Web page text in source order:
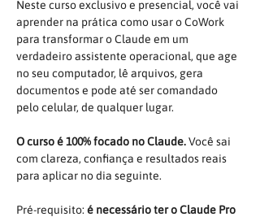
Neste curso exclusivo e presencial, você vai
aprender na prática como usar o CoWork
para transformar o Claude em um
verdadeiro assistente operacional, que age
no seu computador, lê arquivos, gera
documentos e pode até ser comandado
pelo celular, de qualquer lugar.
O curso é 100% focado no Claude. Você sai
com clareza, confiança e resultados reais
para aplicar no dia seguinte.
Pré-requisito: é necessário ter o Claude Pro